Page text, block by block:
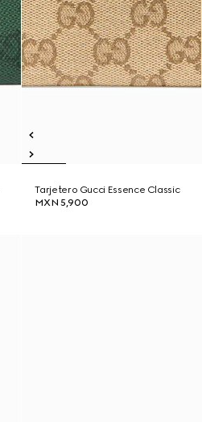
Tarjetero Gucci Essence Classic
MXN 5,900